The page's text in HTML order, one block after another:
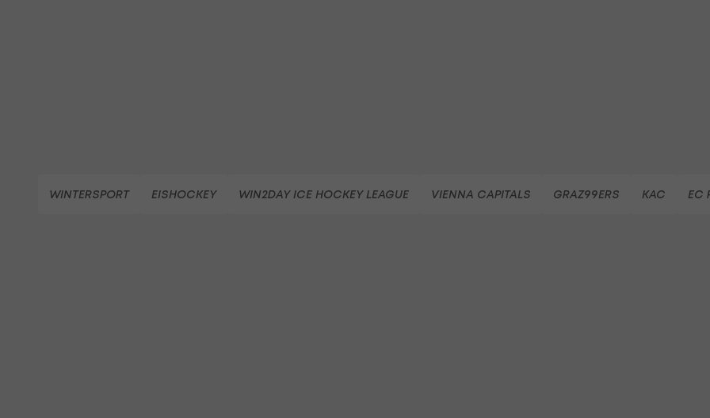
WINTERSPORT EISHOCKEY WIN2DAY ICE HOCKEY LEAGUE VIENNA CAPITALS GRAZ99ERS KAC EC